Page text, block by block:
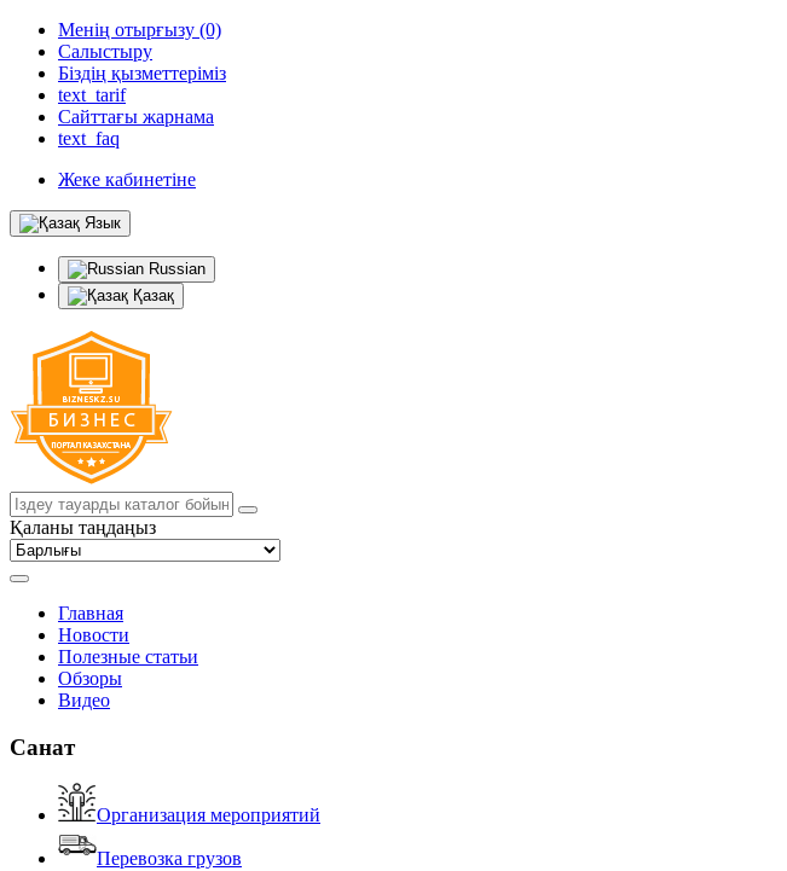
Менің отырғызу (0)
Салыстыру
Біздің қызметтеріміз
text_tarif
Сайттағы жарнама
text_faq
Жеке кабинетіне
Язык
Russian
Қазақ
Қаланы таңдаңыз
Главная
Новости
Полезные статьи
Обзоры
Видео
Санат
Организация мероприятий
Перевозка грузов